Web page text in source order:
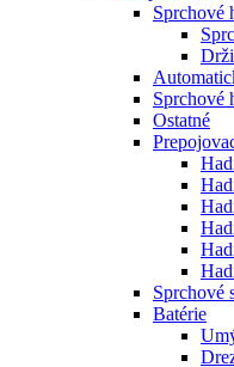
Sprchové
Sprchové
Ostatné
Sprchové
Batérie